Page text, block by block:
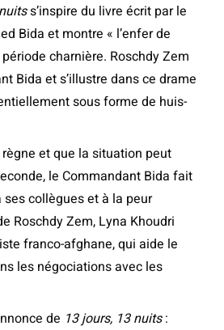
s’inspire du livre écrit par le
Bida et montre « l’enfer de
charnière. Roschdy Zem
Bida et s’illustre dans ce drame
sous forme de huis-
et que la situation peut
le Commandant Bida fait
collègues et à la peur
Roschdy Zem, Lyna Khoudri
franco-afghane, qui aide le
les négociations avec les
de 13 jours, 13 nuits: